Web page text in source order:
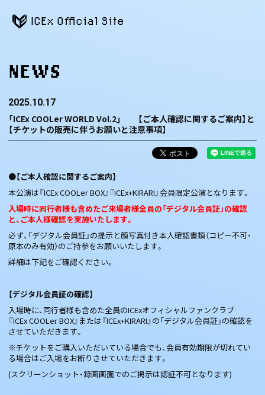
ICEx Official Site
NEWS
2025.10.17
「ICEx COOLer WORLD Vol.2」 【ご本人確認に関するご案内】と
【チケットの販売に伴うお願いと注意事項】
●【ご本人確認に関するご案内】
本公演は『ICEx COOLer BOX』『ICEx+KIRARI』会員限定公演となります。
入場時に同行者様も含めたご来場者様全員の「デジタル会員証」の確認
と、ご本人様確認を実施いたします。
必ず、「デジタル会員証」の提示と顔写真付き本人確認書類（コピー不可・
原本のみ有効）のご持参をお願いいたします。
詳細は下記をご確認ください。
【デジタル会員証の確認】
入場時に、同行者様も含めた全員のICExオフィシャルファンクラブ
『ICEx COOLer BOX』または『ICEx+KIRARI』の「デジタル会員証」の確認を
させていただきます。
※チケットをご購入いただいている場合でも、会員有効期限が切れてい
る場合はご入場をお断りさせていただきます。
(スクリーンショット・録画画面でのご掲示は認証不可となります)